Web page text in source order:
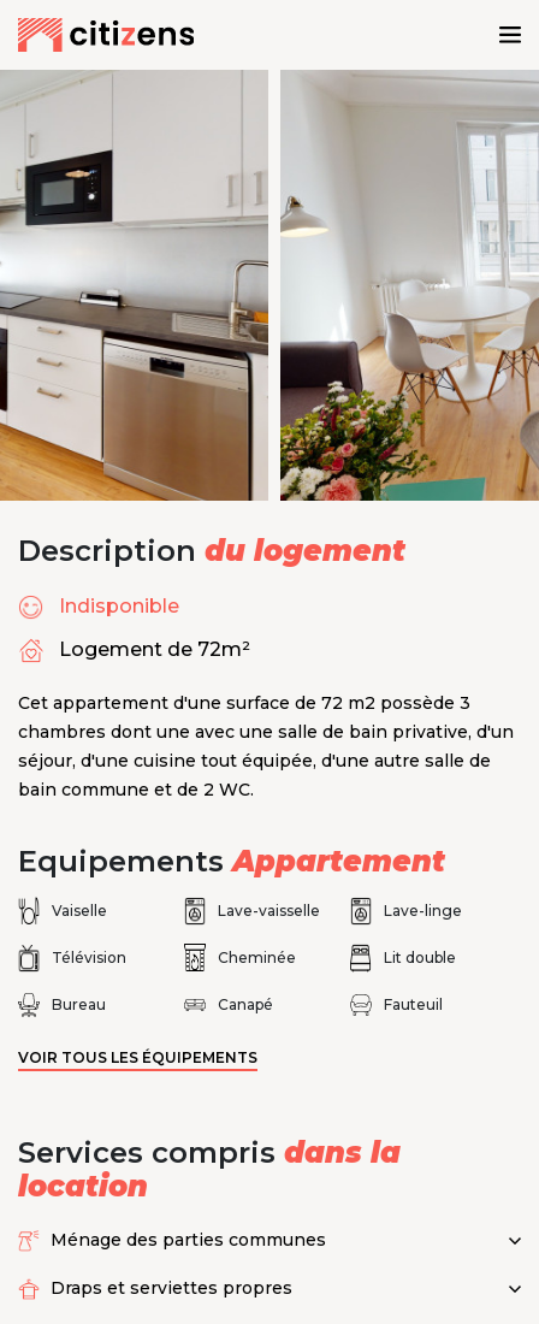
Description du logement
Indisponible
Logement de 72m²
Cet appartement d'une surface de 72 m2 possède 3
chambres dont une avec une salle de bain privative, d'un
séjour, d'une cuisine tout équipée, d'une autre salle de
bain commune et de 2 WC.
EquipementsAppartement
Vaiselle Lave-vaisselle Lave-linge
Télévision Cheminée Lit double
Bureau Canapé Fauteuil
VOIR TOUS LES ÉQUIPEMENTS
Services compris dans la
location
Ménage des parties communes
Draps et serviettes propres